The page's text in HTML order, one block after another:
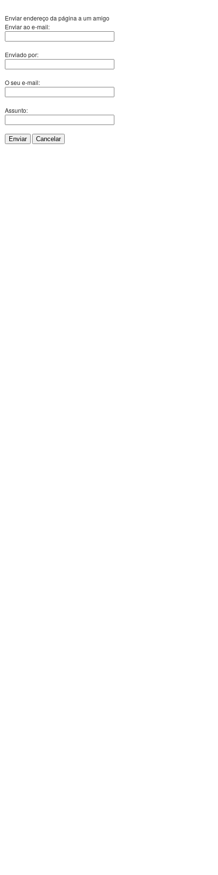
Enviar endereço da página a um amigo
Enviar ao e-mail:
Enviado por:
O seu e-mail:
Assunto:
Enviar Cancelar